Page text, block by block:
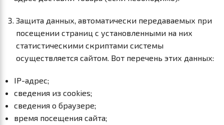
Защита данных, автоматически передаваемых при
посещении страниц с установленными на них
статистическими скриптами системы
осуществляется сайтом. Вот перечень этих данных:
IP-адрес;
сведения из cookies;
сведения о браузере;
время посещения сайта;